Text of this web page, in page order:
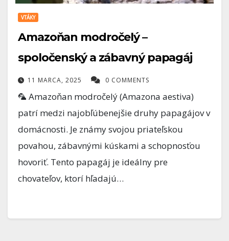
VTÁKY
Amazoňan modročelý –
spoločenský a zábavný papagáj
11 MARCA, 2025 0 COMMENTS
🦜 Amazoňan modročelý (Amazona aestiva)
patrí medzi najobľúbenejšie druhy papagájov v
domácnosti. Je známy svojou priateľskou
povahou, zábavnými kúskami a schopnosťou
hovoriť. Tento papagáj je ideálny pre
chovateľov, ktorí hľadajú…